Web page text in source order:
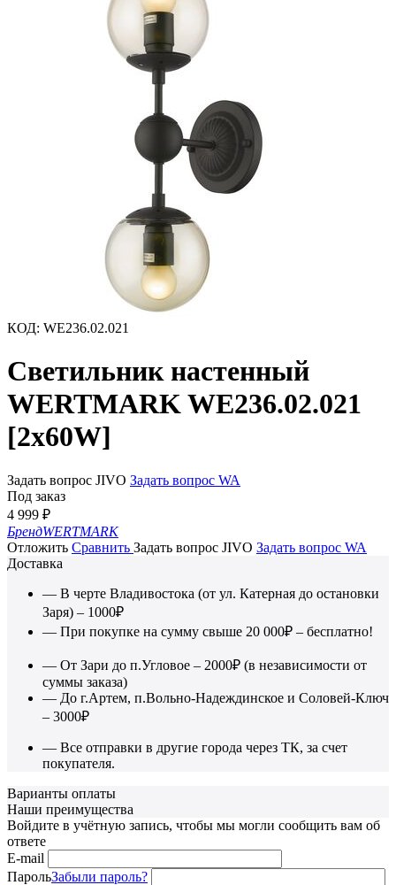
КОД: WE236.02.021
Светильник настенный
WERTMARK WE236.02.021
[2x60W]
Задать вопрос JIVO Задать вопрос WA
Под заказ
4 999 ₽
БрендWERTMARK
Отложить Сравнить Задать вопрос JIVO Задать вопрос WA
Доставка
— В черте Владивостока (от ул. Катерная до остановки
Заря) – 1000₽
— При покупке на сумму свыше 20 000₽ – бесплатно!
— От Зари до п.Угловое – 2000₽ (в независимости от
суммы заказа)
— До г.Артем, п.Вольно-Надеждинское и Соловей-Ключ
– 3000₽
— Все отправки в другие города через ТК, за счет
покупателя.
Варианты оплаты
Наши преимущества
Войдите в учётную запись, чтобы мы могли сообщить вам об
ответе
E-mail
ПарольЗабыли пароль?